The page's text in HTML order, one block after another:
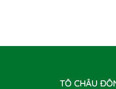
TÔ CHÂU